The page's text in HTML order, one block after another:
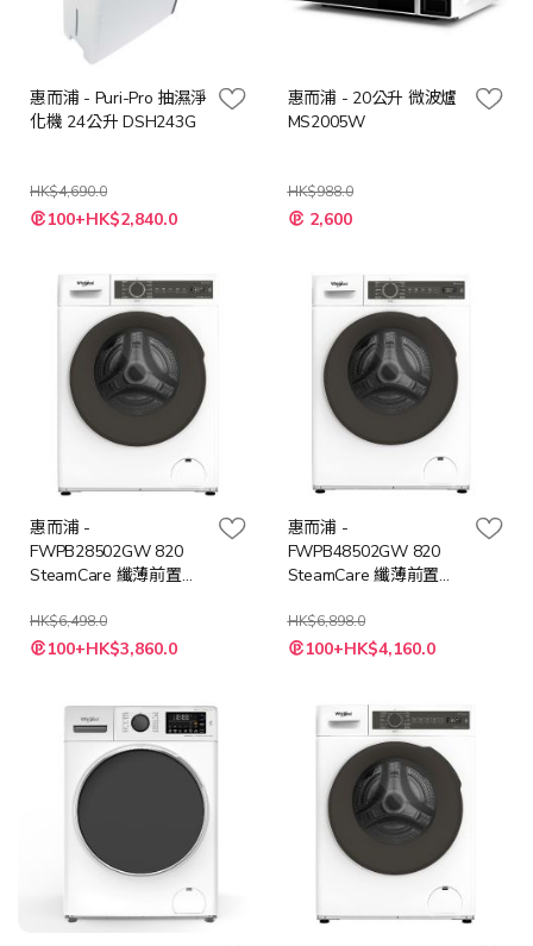
惠而浦 - Puri-Pro 抽濕淨
化機 24公升 DSH243G
HK$4,690.0
特
殊 100+HK$2,840.0
惠而浦 - 20公升 微波爐
MS2005W
HK$988.0
特
殊 2,600
惠而浦 -
FWPB28502GW 820
SteamCare 纖薄前置式
HK$6,498.0
特
殊 100+HK$3,860.0
惠而浦 -
FWPB48502GW 820
SteamCare 纖薄前置式
HK$6,898.0
特
殊 100+HK$4,160.0